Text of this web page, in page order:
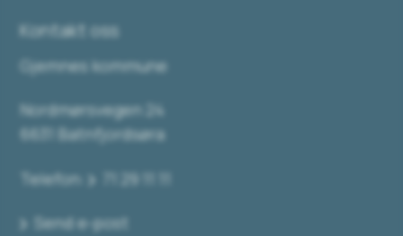
Kontakt oss
Gjemnes kommune
Nordmørsvegen 24
6631 Batnfjordsøra
Telefon: 71 29 11 11
Send e-post